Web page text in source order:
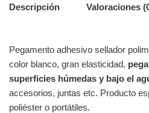
Descripción Valoraciones
Pegamento adhesivo sellador
color blanco, gran elasticidad,
superficies húmedas y bajo el
accesorios, juntas etc. Producto
poliéster o portátiles.